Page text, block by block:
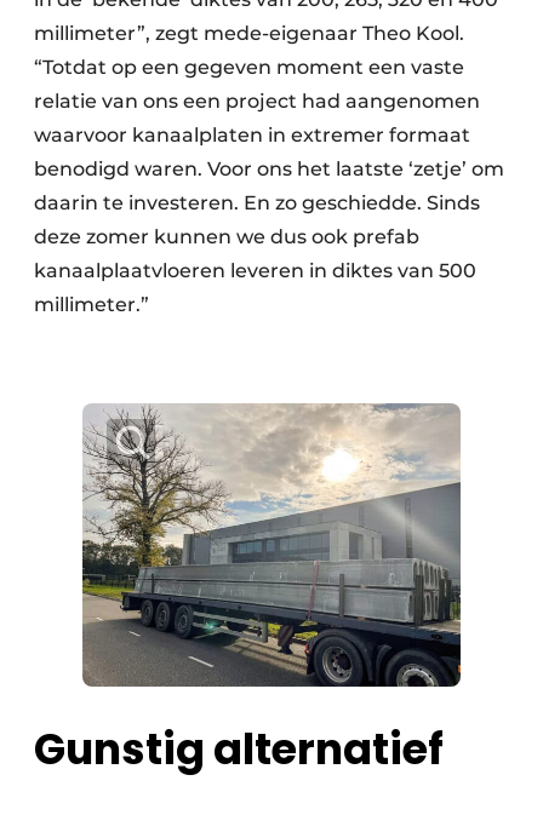
millimeter”, zegt mede-eigenaar Theo Kool.
“Totdat op een gegeven moment een vaste
relatie van ons een project had aangenomen
waarvoor kanaalplaten in extremer formaat
benodigd waren. Voor ons het laatste ‘zetje’ om
daarin te investeren. En zo geschiedde. Sinds
deze zomer kunnen we dus ook prefab
kanaalplaatvloeren leveren in diktes van 500
millimeter.”
Gunstig alternatief